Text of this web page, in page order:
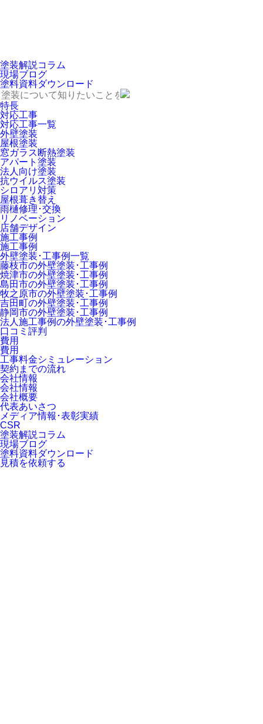
塗装解説コラム
現場ブログ
塗料資料ダウンロード
特長
対応工事
対応工事一覧
外壁塗装
屋根塗装
窓ガラス断熱塗装
アパート塗装
法人向け塗装
抗ウイルス塗装
シロアリ対策
屋根葺き替え
雨樋修理･交換
リノベーション
店舗デザイン
施工事例
施工事例
外壁塗装･工事例一覧
藤枝市の外壁塗装･工事例
焼津市の外壁塗装･工事例
島田市の外壁塗装･工事例
牧之原市の外壁塗装･工事例
吉田町の外壁塗装･工事例
静岡市の外壁塗装･工事例
法人施工事例の外壁塗装･工事例
口コミ評判
費用
費用
工事料金シミュレーション
契約までの流れ
会社情報
会社情報
会社概要
代表あいさつ
メディア情報･表彰実績
CSR
塗装解説コラム
現場ブログ
塗料資料ダウンロード
見積を依頼する